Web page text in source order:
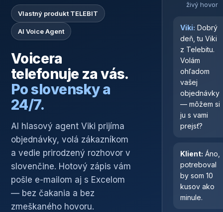
Vlastný produkt TELEBIT
AI Voice Agent
Voicera
telefonuje za vás.
Po slovensky a
24/7.
AI hlasový agent Viki prijíma
objednávky, volá zákazníkom
a vedie prirodzený rozhovor v
slovenčine. Hotový zápis vám
pošle e-mailom aj s Excelom
— bez čakania a bez
zmeškaného hovoru.
živý hovor
Viki: Dobrý
deň, tu Viki
z Telebitu.
Volám
ohľadom
vašej
objednávky
— môžem si
ju s vami
prejsť?
Klient: Áno,
potreboval
by som 10
kusov ako
minule.